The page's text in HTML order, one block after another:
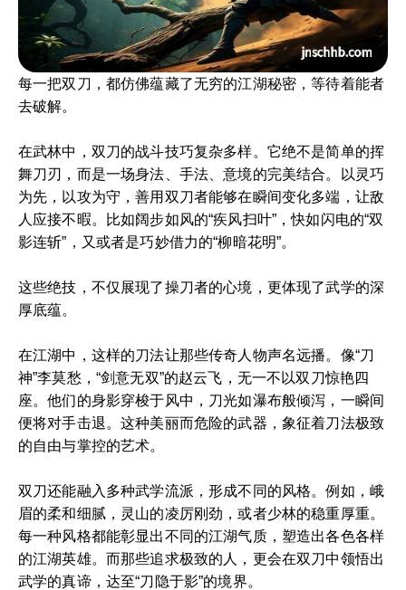
每一把双刀，都仿佛蕴藏了无穷的江湖秘密，等待着能者
去破解。
在武林中，双刀的战斗技巧复杂多样。它绝不是简单的挥
舞刀刃，而是一场身法、手法、意境的完美结合。以灵巧
为先，以攻为守，善用双刀者能够在瞬间变化多端，让敌
人应接不暇。比如阔步如风的“疾风扫叶”，快如闪电的“双
影连斩”，又或者是巧妙借力的“柳暗花明”。
这些绝技，不仅展现了操刀者的心境，更体现了武学的深
厚底蕴。
在江湖中，这样的刀法让那些传奇人物声名远播。像“刀
神”李莫愁，“剑意无双”的赵云飞，无一不以双刀惊艳四
座。他们的身影穿梭于风中，刀光如瀑布般倾泻，一瞬间
便将对手击退。这种美丽而危险的武器，象征着刀法极致
的自由与掌控的艺术。
双刀还能融入多种武学流派，形成不同的风格。例如，峨
眉的柔和细腻，灵山的凌厉刚劲，或者少林的稳重厚重。
每一种风格都能彰显出不同的江湖气质，塑造出各色各样
的江湖英雄。而那些追求极致的人，更会在双刀中领悟出
武学的真谛，达至“刀隐于影”的境界。